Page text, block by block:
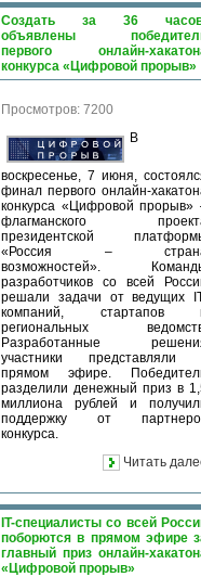
Создать за 36
объявлены
первого онлайн-
конкурса «Цифровой прорыв»
Просмотров: 7200
В
воскресенье, 7 июня,
финал первого онлайн-
конкурса «Цифровой прорыв»
флагманского
президентской
«Россия –
возможностей».
разработчиков со всей
решали задачи от ведущих
компаний, стартапов
региональных
Разработанные
участники представляли
прямом эфире.
разделили денежный приз в
миллиона рублей и
поддержку от
конкурса.
Читать
IT-специалисты со всей
поборются в прямом эфире
главный приз онлайн-
«Цифровой прорыв»